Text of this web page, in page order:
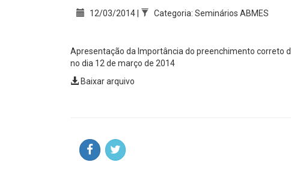
12/03/2014 | Categoria: Seminários ABMES
Apresentação da Importância do preenchimento correto
no dia 12 de março de 2014
Baixar arquivo